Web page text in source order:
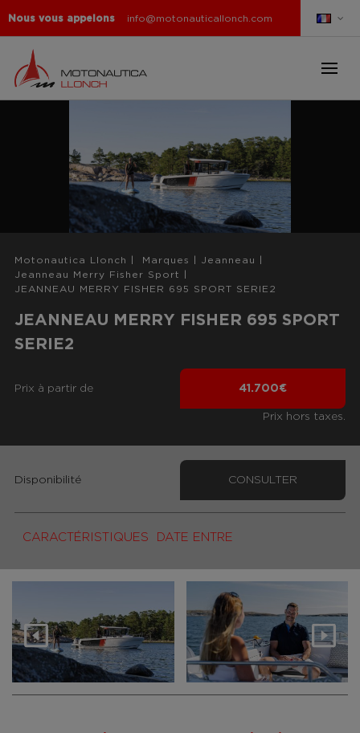
Nous vous appelons info@motonauticallonch.com
Motonautica Llonch Marques Jeanneau
Jeanneau Merry Fisher Sport
JEANNEAU MERRY FISHER 695 SPORT SERIE2
JEANNEAU MERRY FISHER 695 SPORT
SERIE2
Prix ​​à partir de 41.700€
Prix hors taxes.
CARACTÉRISTIQUES DATE ENTRE
Disponibilité CONSULTER